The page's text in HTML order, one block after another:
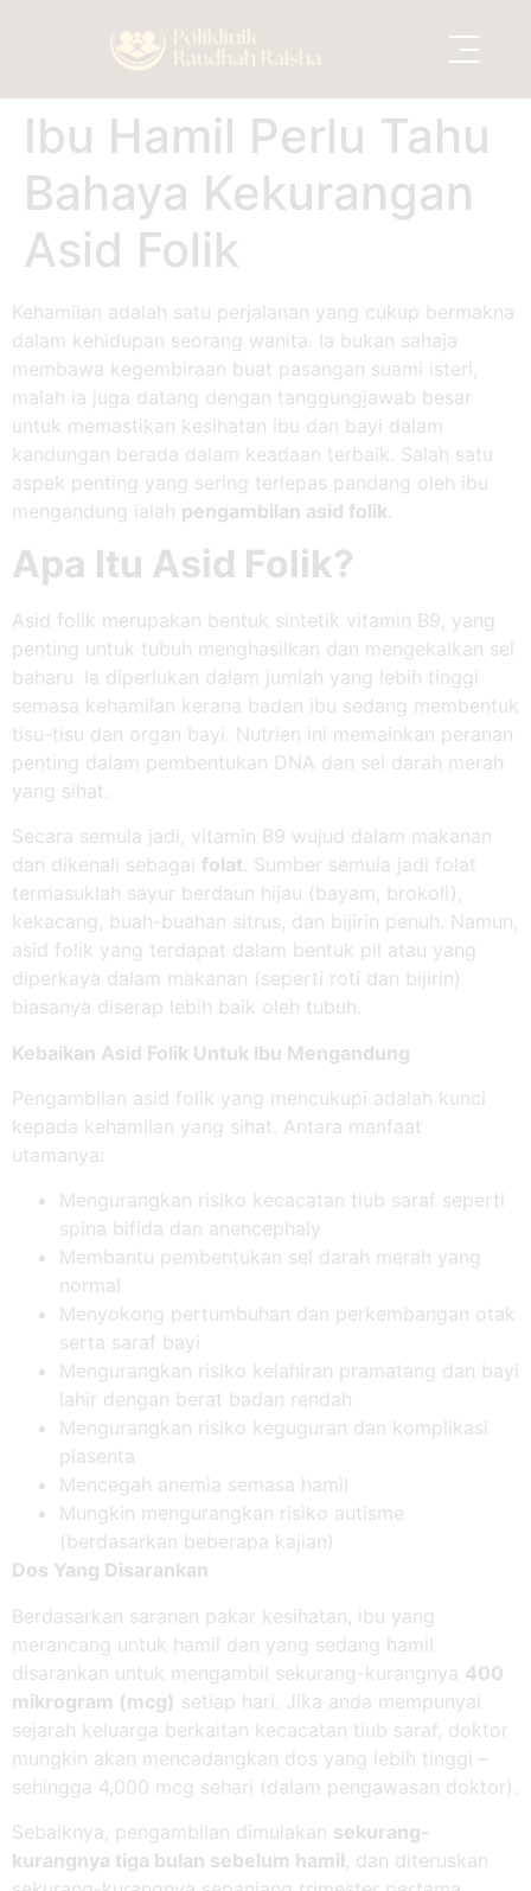
Ibu Hamil Perlu Tahu
Bahaya Kekurangan
Asid Folik
Kehamilan adalah satu perjalanan yang cukup bermakna
dalam kehidupan seorang wanita. Ia bukan sahaja
membawa kegembiraan buat pasangan suami isteri,
malah ia juga datang dengan tanggungjawab besar
untuk memastikan kesihatan ibu dan bayi dalam
kandungan berada dalam keadaan terbaik. Salah satu
aspek penting yang sering terlepas pandang oleh ibu
mengandung ialah pengambilan asid folik.
Apa Itu Asid Folik?
Asid folik merupakan bentuk sintetik vitamin B9, yang
penting untuk tubuh menghasilkan dan mengekalkan sel
baharu. Ia diperlukan dalam jumlah yang lebih tinggi
semasa kehamilan kerana badan ibu sedang membentuk
tisu-tisu dan organ bayi. Nutrien ini memainkan peranan
penting dalam pembentukan DNA dan sel darah merah
yang sihat.
Secara semula jadi, vitamin B9 wujud dalam makanan
dan dikenali sebagai folat. Sumber semula jadi folat
termasuklah sayur berdaun hijau (bayam, brokoli),
kekacang, buah-buahan sitrus, dan bijirin penuh. Namun,
asid folik yang terdapat dalam bentuk pil atau yang
diperkaya dalam makanan (seperti roti dan bijirin)
biasanya diserap lebih baik oleh tubuh.
Kebaikan Asid Folik Untuk Ibu Mengandung
Pengambilan asid folik yang mencukupi adalah kunci
kepada kehamilan yang sihat. Antara manfaat
utamanya:
Mengurangkan risiko kecacatan tiub saraf seperti
spina bifida dan anencephaly
Membantu pembentukan sel darah merah yang
normal
Menyokong pertumbuhan dan perkembangan otak
serta saraf bayi
Mengurangkan risiko kelahiran pramatang dan bayi
lahir dengan berat badan rendah
Mengurangkan risiko keguguran dan komplikasi
plasenta
Mencegah anemia semasa hamil
Mungkin mengurangkan risiko autisme
(berdasarkan beberapa kajian)
Dos Yang Disarankan
Berdasarkan saranan pakar kesihatan, ibu yang
merancang untuk hamil dan yang sedang hamil
disarankan untuk mengambil sekurang-kurangnya 400
mikrogram (mcg) setiap hari. Jika anda mempunyai
sejarah keluarga berkaitan kecacatan tiub saraf, doktor
mungkin akan mencadangkan dos yang lebih tinggi –
sehingga 4,000 mcg sehari (dalam pengawasan doktor).
Sebaiknya, pengambilan dimulakan sekurang-
kurangnya tiga bulan sebelum hamil, dan diteruskan